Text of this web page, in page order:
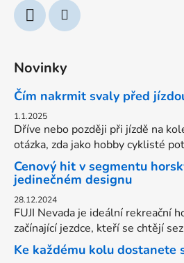
Novinky
Čím nakrmit svaly před
1.1.2025
Dříve nebo později při jízdě na
otázka, zda jako hobby cyklisté
Cenový hit v segmentu
jedinečném designu
28.12.2024
FUJI Nevada je ideální rekreační
začínající jezdce, kteří se chtějí
Ke každému kolu dostanete